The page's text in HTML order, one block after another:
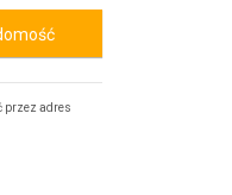
przez adres